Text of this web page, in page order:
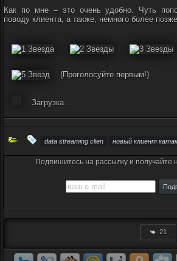
Как по мне – это очень удобно. Чуть
поводу клиента, а также, немного более
(Проголосуйте первым!)
Загрузка...
data streaming clien новый клиент
Подпишитесь на рассылку и получайте
21